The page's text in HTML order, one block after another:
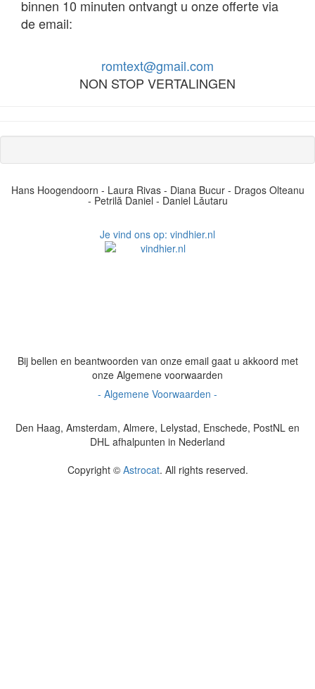
binnen 10 minuten ontvangt u onze offerte via
de email:
romtext@gmail.com
NON STOP VERTALINGEN
Hans Hoogendoorn - Laura Rivas - Diana Bucur - Dragos Olteanu
- Petrilă Daniel - Daniel Lǎutaru
Je vind ons op: vindhier.nl
Bij bellen en beantwoorden van onze email gaat u akkoord met
onze Algemene voorwaarden
- Algemene Voorwaarden -
Den Haag, Amsterdam, Almere, Lelystad, Enschede, PostNL en
DHL afhalpunten in Nederland
Copyright © Astrocat. All rights reserved.